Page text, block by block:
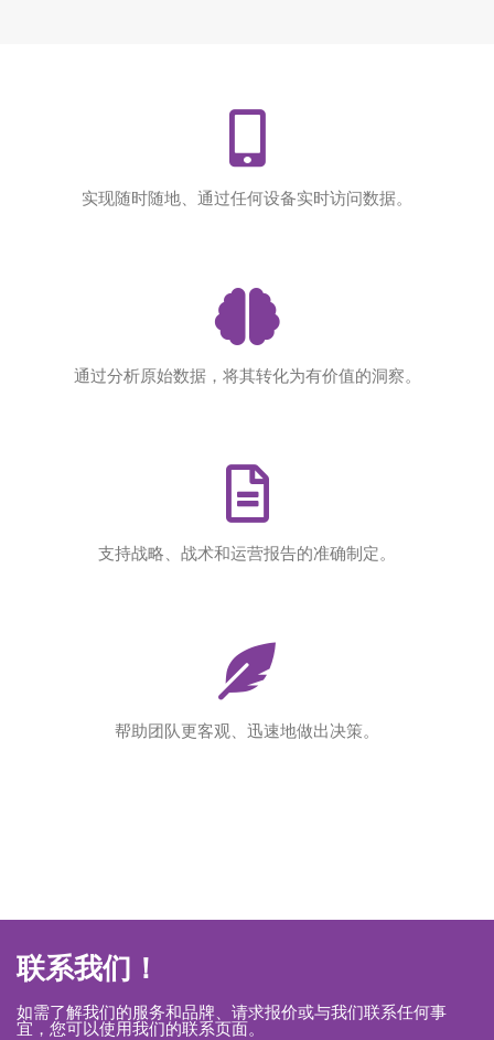
实现随时随地、通过任何设备实时访问数据。
通过分析原始数据，将其转化为有价值的洞察。
支持战略、战术和运营报告的准确制定。
帮助团队更客观、迅速地做出决策。
联系我们！
如需了解我们的服务和品牌、请求报价或与我们联系任何事
宜，您可以使用我们的联系页面。